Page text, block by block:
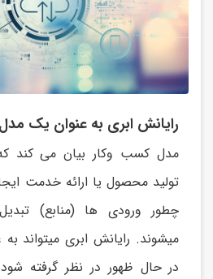
رایانش ابری به عنوان یک
مدل کسب وکار بیان می کند
تولید محصول یا ارائه خدمت
چطور ورودی ها (منابع)
میشوند. رایانش ابری میتواند
در حال ظهور در نظر گرفته